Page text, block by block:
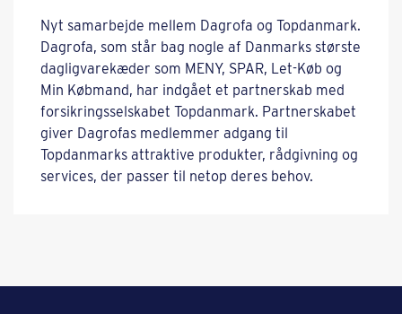
Nyt samarbejde mellem Dagrofa og Topdanmark.
Dagrofa, som står bag nogle af Danmarks største
dagligvarekæder som MENY, SPAR, Let-Køb og
Min Købmand, har indgået et partnerskab med
forsikringsselskabet Topdanmark. Partnerskabet
giver Dagrofas medlemmer adgang til
Topdanmarks attraktive produkter, rådgivning og
services, der passer til netop deres behov.